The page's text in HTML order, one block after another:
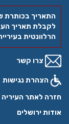
התאריך בכותרת
לקבלת תאריך
הרלוונטית
צרו קשר
הצהרת נגישות
חזרה לאתר העיריה
אודות ירושלים